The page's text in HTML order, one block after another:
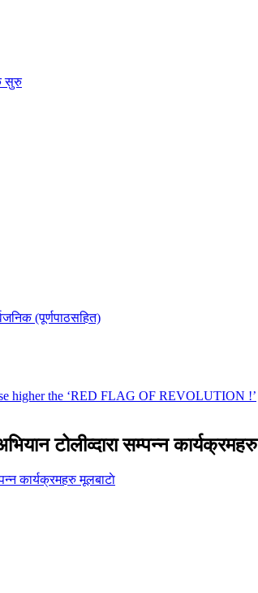
टोलीव्दारा सम्पन्न कार्यक्रमहरु
मूलबाटाे